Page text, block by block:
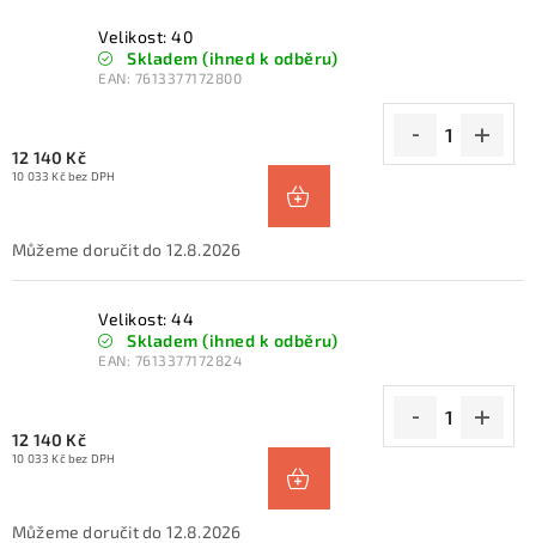
Velikost: 40
Skladem (ihned k odběru)
EAN: 7613377172800
12 140 Kč
10 033 Kč bez DPH
12.8.2026
Velikost: 44
Skladem (ihned k odběru)
EAN: 7613377172824
12 140 Kč
10 033 Kč bez DPH
12.8.2026